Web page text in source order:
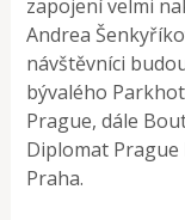
zapojení velmi
Andrea
návštěvníci
bývalého
Prague, dále
Diplomat
Praha.